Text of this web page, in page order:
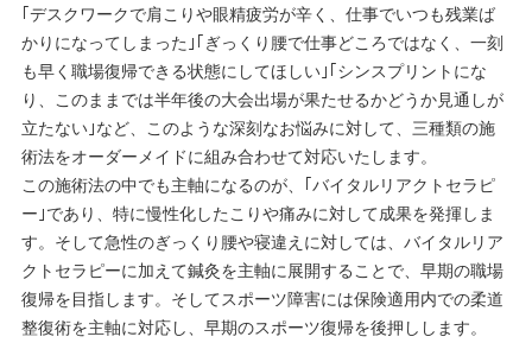
｢デスクワークで肩こりや眼精疲労が辛く、仕事でいつも残業ば
かりになってしまった｣｢ぎっくり腰で仕事どころではなく、一刻
も早く職場復帰できる状態にしてほしい｣｢シンスプリントにな
り、このままでは半年後の大会出場が果たせるかどうか見通しが
立たない｣など、このような深刻なお悩みに対して、三種類の施
術法をオーダーメイドに組み合わせて対応いたします。
この施術法の中でも主軸になるのが、｢バイタルリアクトセラピ
ー｣であり、特に慢性化したこりや痛みに対して成果を発揮しま
す。そして急性のぎっくり腰や寝違えに対しては、バイタルリア
クトセラピーに加えて鍼灸を主軸に展開することで、早期の職場
復帰を目指します。そしてスポーツ障害には保険適用内での柔道
整復術を主軸に対応し、早期のスポーツ復帰を後押しします。